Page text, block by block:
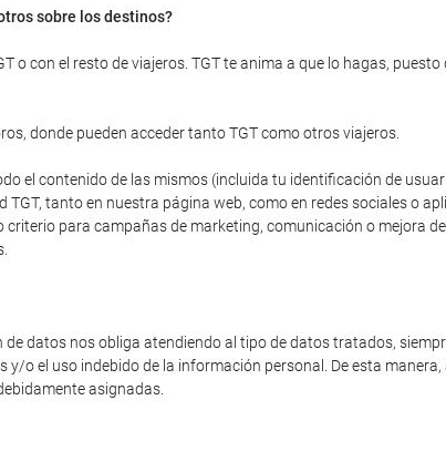
sobre los destinos?
con el resto de viajeros. TGT te anima a que lo hagas,
donde pueden acceder tanto TGT como otros viajeros.
el contenido de las mismos (incluida tu identificación de
tanto en nuestra página web, como en redes sociales o
para campañas de marketing, comunicación o mejora
datos nos obliga atendiendo al tipo de datos tratados,
o el uso indebido de la información personal. De esta manera,
asignadas.